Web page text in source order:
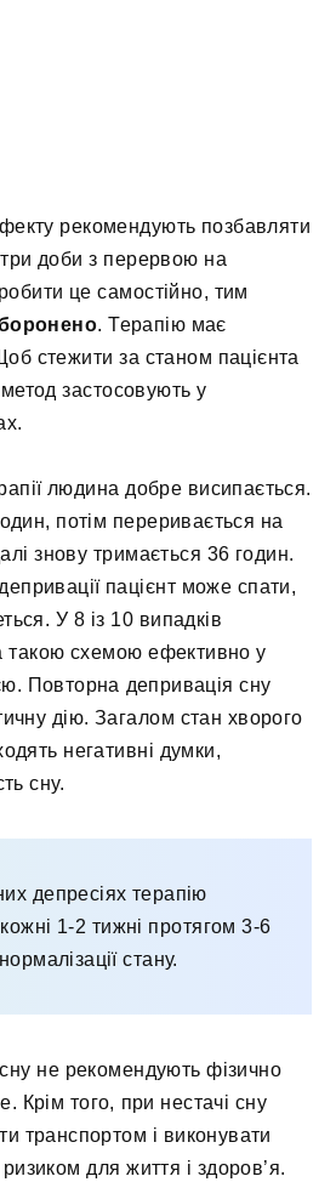
рекомендують позбавляти
доби з перервою на
це самостійно, тим
. Терапію має
стежити за станом пацієнта
застосовують у
людина добре висипається.
потім переривається на
знову тримається 36 годин.
пацієнт може спати,
У 8 із 10 випадків
такою схемою ефективно у
Повторна депривація сну
дію. Загалом стан хворого
негативні думки,
сну.
депресіях терапію
1-2 тижні протягом 3-6
стану.
не рекомендують фізично
Крім того, при нестачі сну
транспортом і виконувати
для життя і здоров’я.